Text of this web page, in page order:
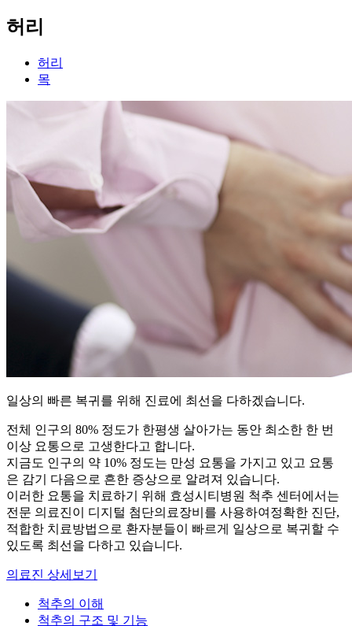
허리
허리
목
일상의 빠른 복귀를 위해 진료에 최선을 다하겠습니다.
전체 인구의 80% 정도가 한평생 살아가는 동안 최소한 한 번
이상 요통으로 고생한다고 합니다.
지금도 인구의 약 10% 정도는 만성 요통을 가지고 있고 요통
은 감기 다음으로 흔한 증상으로 알려져 있습니다.
이러한 요통을 치료하기 위해 효성시티병원 척추 센터에서는
전문 의료진이 디지털 첨단의료장비를 사용하여 정확한 진단,
적합한 치료방법으로 환자분들이 빠르게 일상으로 복귀할 수
있도록 최선을 다하고 있습니다.
의료진 상세보기
척추의 이해
척추의 구조 및 기능